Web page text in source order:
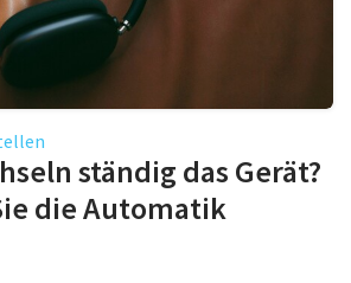
ständig das Gerät?
die Automatik